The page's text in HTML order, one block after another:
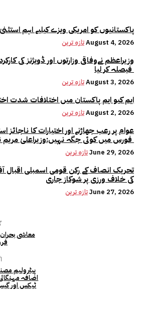
پاکستانیوں کو امریکی ویزے کیلیے اہم
تازہ ترینAugust 4, 2026
وزیراعظم نےوفاقی وزارتوں اور ڈویژنز کی
تازہ ترینAugust 3, 2026
ایم کیو ایم پاکستان میں اختلافات شدت
تازہ ترینAugust 2, 2026
عوام پر رعب جھاڑنے اور اختیارات کا ناجائز
تازہ ترینJune 29, 2026
تحریک انصاف کے رکن قومی اسمبلی اقبال
کی خلاف ورزی پر شوکاز جاری
تازہ ترینJune 27, 2026
پیٹرولیم
اضافہ
ٹیکس اور